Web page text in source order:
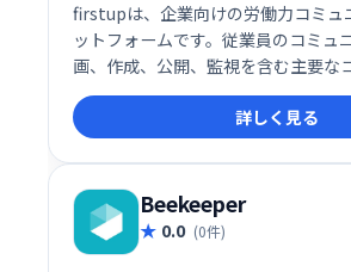
firstupは、企業向けの労働力コミュ
ットフォームです。従業員のコミュ
画、作成、公開、監視を含む主要な
ン活動を行うための単一の場所を提
の問題に対処することで、経営陣が
により集中できるようにします。
詳しく見る
Beekeeper
0.0 (0件)